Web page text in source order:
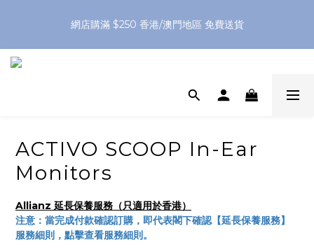
網店購滿 $250 香港/澳門地區 免費送貨
XPay（先買後付 免息分 3 期）- 新用戶首次消費滿 HK$100 即
ACTIVO SCOOP In-Ear
Monitors
Allianz 延長保養服務（只適用於香港）
注意：當完成付款確認訂購，即代表閣下確認【延長保養服務】
服務細則，點擊查看服務細則。